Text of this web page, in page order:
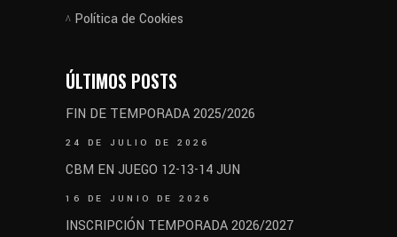
Política de Cookies
ÚLTIMOS POSTS
FIN DE TEMPORADA 2025/2026
24 DE JULIO DE 2026
CBM EN JUEGO 12-13-14 JUN
16 DE JUNIO DE 2026
INSCRIPCIÓN TEMPORADA 2026/2027